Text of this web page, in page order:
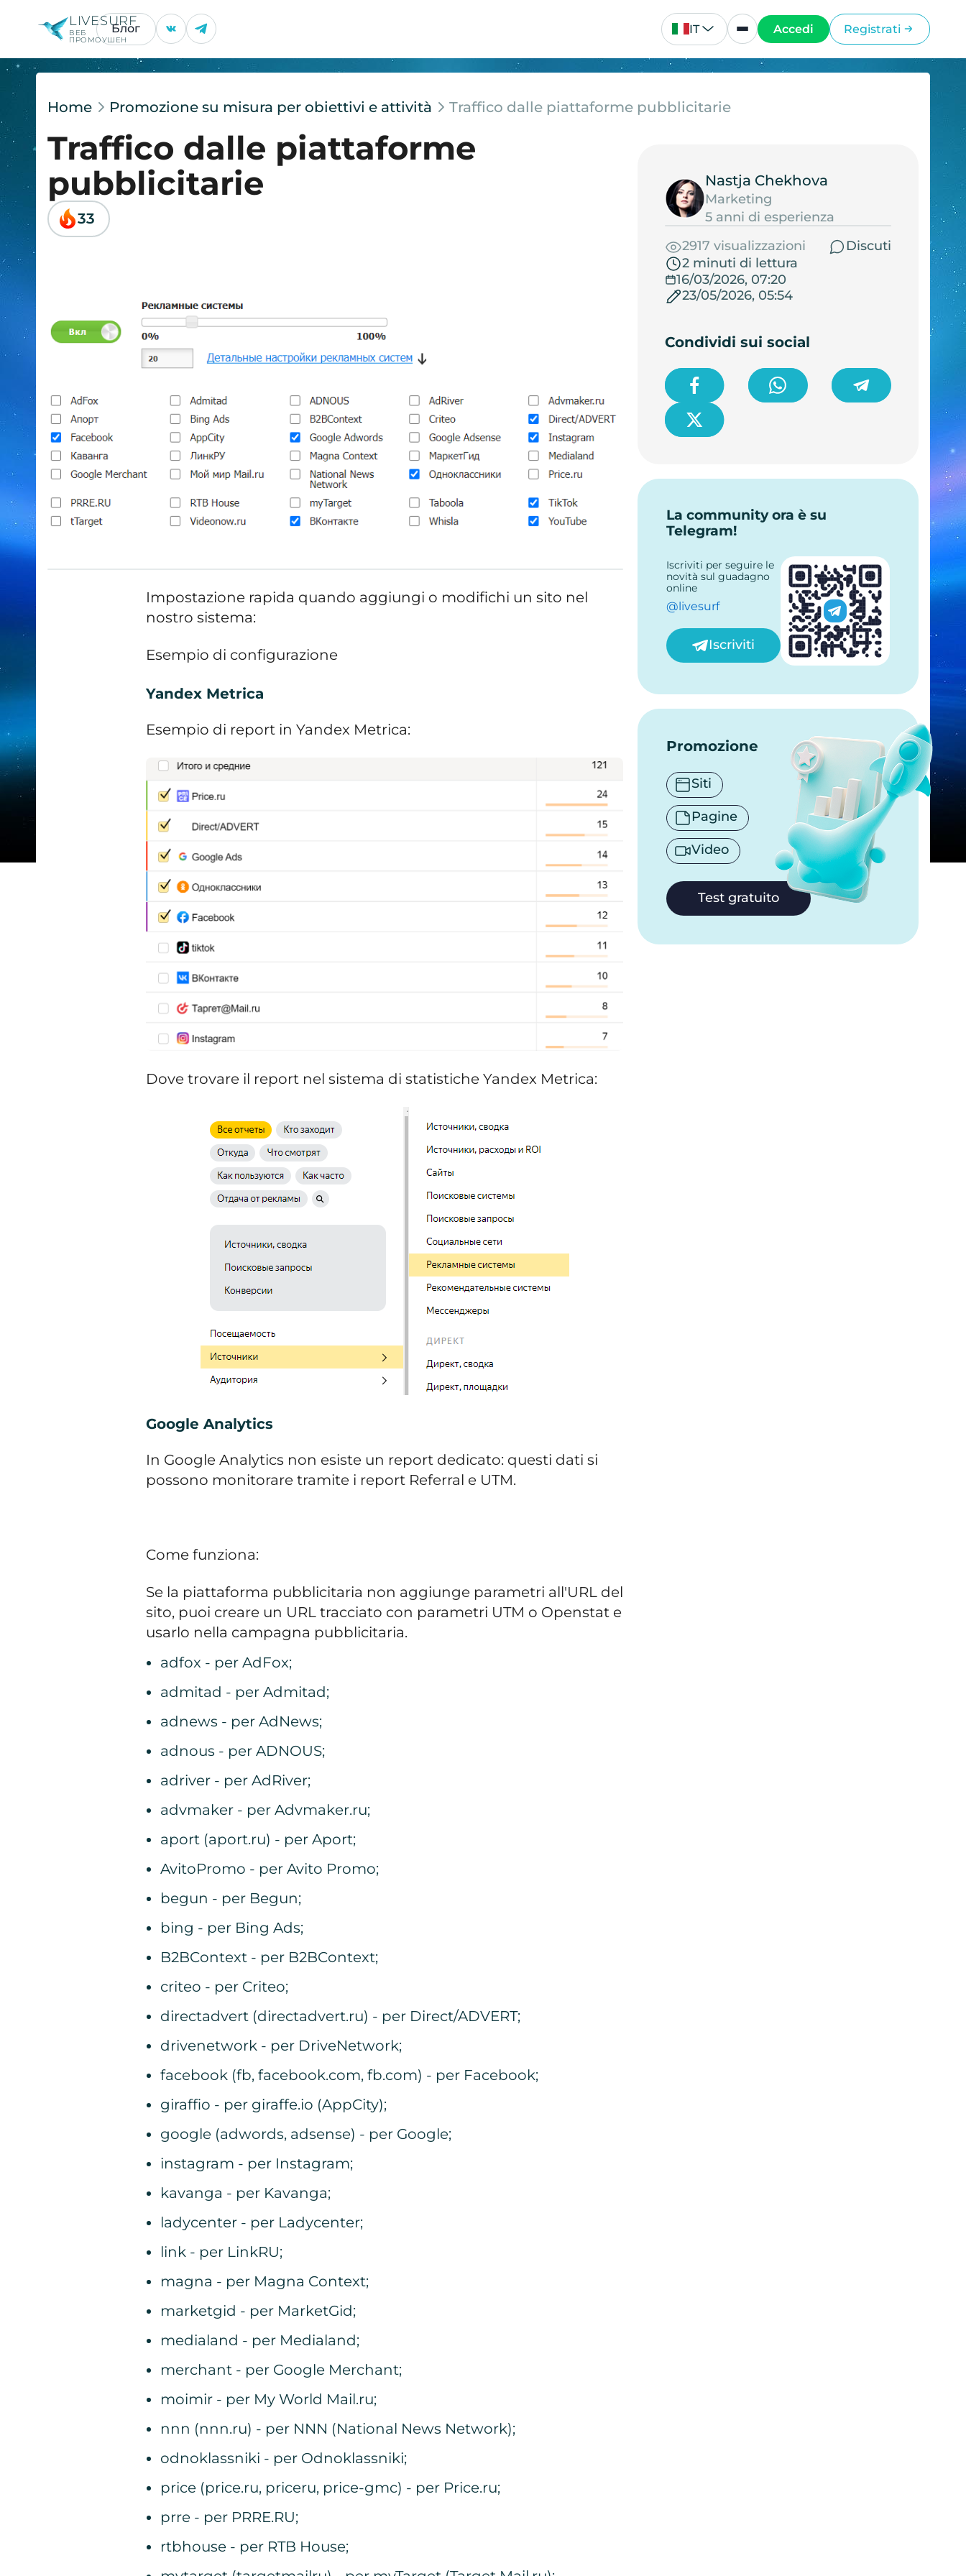
LIVESURF
ВЕБ
ПРОМОУШЕН
Блог IT Accedi Registrati
Home Promozione su misura per obiettivi e attività Traffico dalle piattaforme pubblicitarie
Traffico dalle piattaforme
pubblicitarie
33
Impostazione rapida quando aggiungi o modifichi un sito nel
nostro sistema:
Esempio di configurazione
Yandex Metrica
Esempio di report in Yandex Metrica:
Dove trovare il report nel sistema di statistiche Yandex Metrica:
Google Analytics
In Google Analytics non esiste un report dedicato: questi dati si
possono monitorare tramite i report Referral e UTM.
Come funziona:
Se la piattaforma pubblicitaria non aggiunge parametri all'URL del
sito, puoi creare un URL tracciato con parametri UTM o Openstat e
usarlo nella campagna pubblicitaria.
adfox - per AdFox;
admitad - per Admitad;
adnews - per AdNews;
adnous - per ADNOUS;
adriver - per AdRiver;
advmaker - per Advmaker.ru;
aport (aport.ru) - per Aport;
AvitoPromo - per Avito Promo;
begun - per Begun;
bing - per Bing Ads;
B2BContext - per B2BContext;
criteo - per Criteo;
directadvert (directadvert.ru) - per Direct/ADVERT;
drivenetwork - per DriveNetwork;
facebook (fb, facebook.com, fb.com) - per Facebook;
giraffio - per giraffe.io (AppCity);
google (adwords, adsense) - per Google;
instagram - per Instagram;
kavanga - per Kavanga;
ladycenter - per Ladycenter;
link - per LinkRU;
magna - per Magna Context;
marketgid - per MarketGid;
medialand - per Medialand;
merchant - per Google Merchant;
moimir - per My World Mail.ru;
nnn (nnn.ru) - per NNN (National News Network);
odnoklassniki - per Odnoklassniki;
price (price.ru, priceru, price-gmc) - per Price.ru;
prre - per PRRE.RU;
rtbhouse - per RTB House;
Nastja Chekhova
Marketing
5 anni di esperienza
2917 visualizzazioni
Discuti
2 minuti di lettura
16/03/2026, 07:20
23/05/2026, 05:54
Condividi sui social
La community ora è su
Telegram!
Iscriviti per seguire le
novità sul guadagno
online
@livesurf
Iscriviti
Promozione
Siti
Pagine
Video
Test gratuito